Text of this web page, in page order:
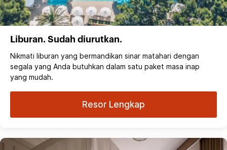
Liburan. Sudah diurutkan.
Nikmati liburan yang bermandikan sinar matahari dengan
segala yang Anda butuhkan dalam satu paket masa inap
yang mudah.
Resor Lengkap